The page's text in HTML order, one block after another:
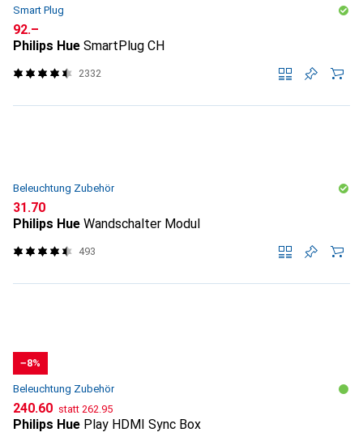
Smart Plug
CHF
92.–
Philips Hue SmartPlug CH
2332
Beleuchtung Zubehör
CHF
31.70
Philips Hue Wandschalter Modul
493
−8%
Beleuchtung Zubehör
CHF
240.60 statt CHF
262.95
Philips Hue Play HDMI Sync Box